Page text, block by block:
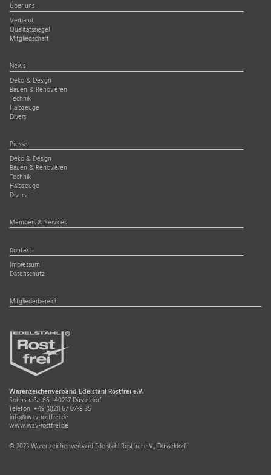
Über uns
Verband
Qualitätssiegel
Mitgliedschaft
News
Deko & Design
Bauen & Renovieren
Technik
Halbzeuge
Divers
Presse
Deko & Design
Bauen & Renovieren
Technik
Halbzeuge
Divers
Members & Services
Kontakt
Impressum
Datenschutz
Mitgliederbereich
Warenzeichenverband Edelstahl Rostfrei e.V.
Sohnstraße 65 · 40237 Düsseldorf
Telefon: +49 (0)211 67 07-8 35
info@wzv-rostfrei.de
www.wzv-rostfrei.de
© 2023 Warenzeichenverband Edelstahl Rostfrei e.V., Düsseldorf